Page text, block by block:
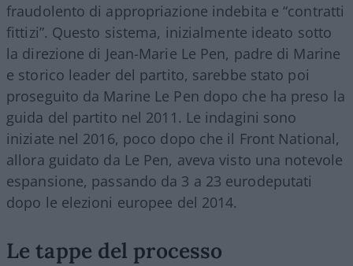
fraudolento di appropriazione indebita e “contratti
fittizi”. Questo sistema, inizialmente ideato sotto
la direzione di Jean-Marie Le Pen, padre di Marine
e storico leader del partito, sarebbe stato poi
proseguito da Marine Le Pen dopo che ha preso la
guida del partito nel 2011. Le indagini sono
iniziate nel 2016, poco dopo che il Front National,
allora guidato da Le Pen, aveva visto una notevole
espansione, passando da 3 a 23 eurodeputati
dopo le elezioni europee del 2014.
Le tappe del processo